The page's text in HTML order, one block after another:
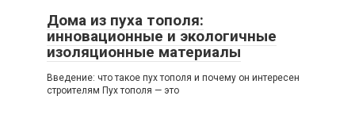
Дома из пуха тополя:
инновационные и экологичные
изоляционные материалы
Введение: что такое пух тополя и почему он интересен
строителям Пух тополя — это